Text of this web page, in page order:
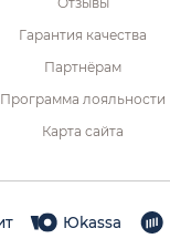
Гарантия качества
Партнёрам
Программа лояльности
Карта сайта
Юkassa